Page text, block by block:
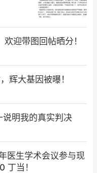
迎带图回帖晒分！
辉大基因被曝！
说明我的真实判决
医生学术会议参与现
丁当！